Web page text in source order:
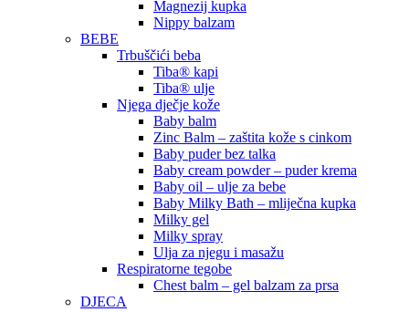
Magnezij kupka
Nippy balzam
BEBE
Trbuščići beba
Tiba® kapi
Tiba® ulje
Njega dječje kože
Baby balm
Zinc Balm – zaštita kože s cinkom
Baby puder bez talka
Baby cream powder – puder krema
Baby oil – ulje za bebe
Baby Milky Bath – mliječna kupka
Milky gel
Milky spray
Ulja za njegu i masažu
Respiratorne tegobe
Chest balm – gel balzam za prsa
DJECA